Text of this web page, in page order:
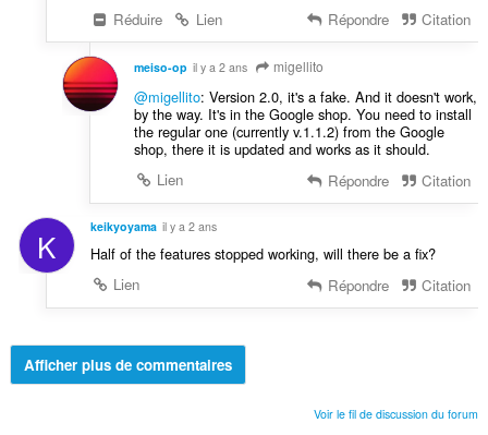
Réduire
Lien Répondre Citation
meiso-op il y a 2 ans migellito
@migellito: Version 2.0, it's a fake. And it doesn't work,
by the way. It's in the Google shop. You need to install
the regular one (currently v.1.1.2) from the Google
shop, there it is updated and works as it should.
Lien
Répondre Citation
K keikyoyama il y a 2 ans
Half of the features stopped working, will there be a fix?
Lien
Répondre Citation
Afficher plus de commentaires
Voir le fil de discussion du forum